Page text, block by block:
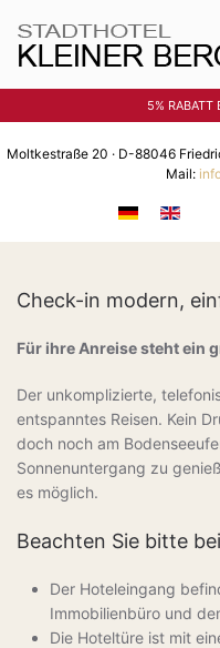
Zum Hauptinhalt
5% RABATT
Moltkestraße 20 · D-88046
Mail:
Check-in modern,
Für ihre Anreise steht ein
Der unkomplizierte,
entspanntes Reisen. Kein
doch noch am
Sonnenuntergang zu
es möglich.
Beachten Sie bitte
Der Hoteleingang
Immobilienbüro und
Die Hoteltüre ist mit